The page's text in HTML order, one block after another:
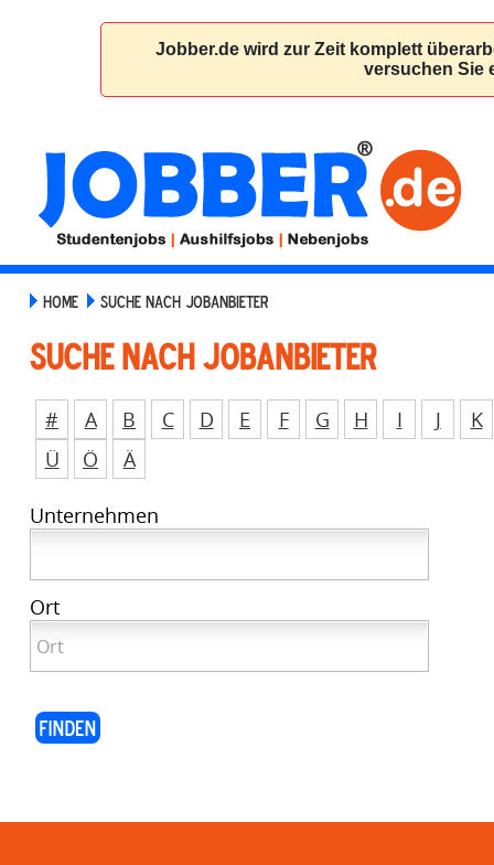
HOME SUCHE NACH JOBANBIETER
Suche nach Jobanbieter
# A B C D E F G H I J
K
Ü
Ö Ä
Unternehmen
Ort